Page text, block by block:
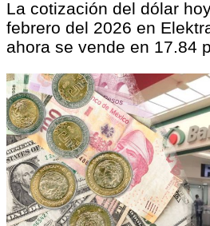
La cotización del dólar
febrero del 2026 en
ahora se vende en 17.84